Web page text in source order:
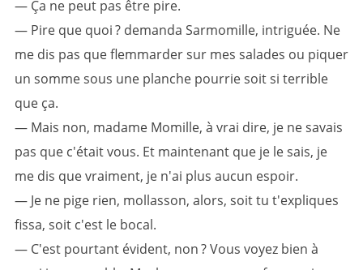
— Ça ne peut pas être pire.
— Pire que quoi ? demanda Sarmomille, intriguée. Ne
me dis pas que flemmarder sur mes salades ou piquer
un somme sous une planche pourrie soit si terrible
que ça.
— Mais non, madame Momille, à vrai dire, je ne savais
pas que c'était vous. Et maintenant que je le sais, je
me dis que vraiment, je n'ai plus aucun espoir.
— Je ne pige rien, mollasson, alors, soit tu t'expliques
fissa, soit c'est le bocal.
— C'est pourtant évident, non ? Vous voyez bien à